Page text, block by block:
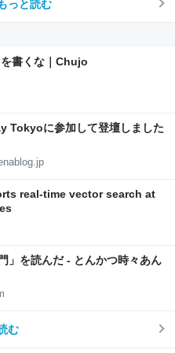
っと読む
書くな｜Chujo
Tokyoに参加して登壇しました
real-time vector search at
」を読んだ - とんかつ時々あん
む